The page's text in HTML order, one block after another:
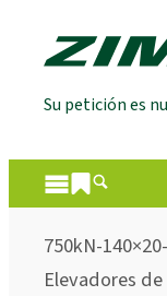
Su petición es
750kN-
Elevadores